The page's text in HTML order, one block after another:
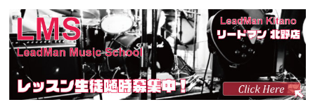
2022.12.20
Topics
DEPAPEPE×LeadMan東日本大震災復興支援pick 目標達
成
2022.12.08